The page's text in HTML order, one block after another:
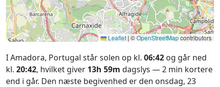
Leaflet | ©OpenStreetMapcontributors
I Amadora, Portugal står solen op kl. 06:42 og går ned
kl. 20:42, hvilket giver 13h 59m dagslys — 2 min kortere
end i går. Den næste begivenhed er den onsdag, 23